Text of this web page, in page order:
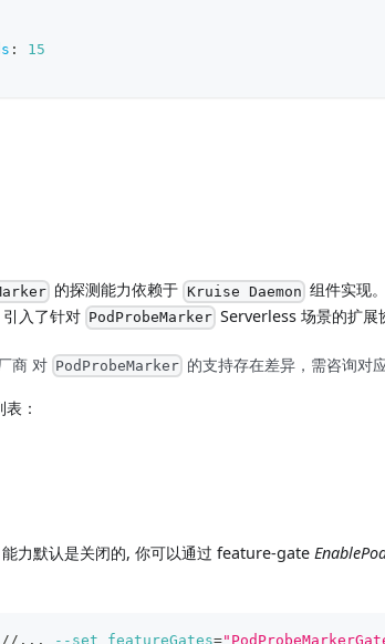
:
15
的探测能力依赖于 Kruise Daemon 组件实现
入了针对 PodProbeMarker Serverless 场景的扩展
商 对 PodProbeMarker 的支持存在差异，需咨询对
：
力默认是关闭的, 你可以通过 feature-gate
.. . --set featureGates=